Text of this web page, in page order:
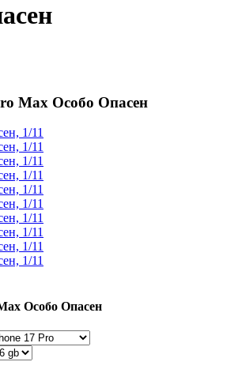
Max Особо Опасен
Особо Опасен